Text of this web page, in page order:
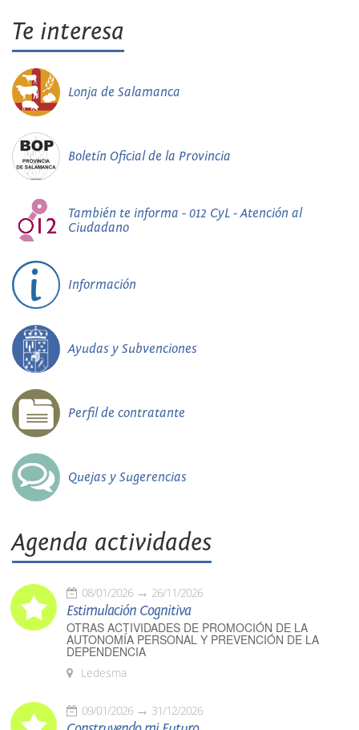
Te interesa
Lonja de Salamanca
Boletín Oficial de la Provincia
También te informa - 012 CyL - Atención al
Ciudadano
Información
Ayudas y Subvenciones
Perfil de contratante
Quejas y Sugerencias
Agenda actividades
08/01/2026 26/11/2026
Estimulación Cognitiva
OTRAS ACTIVIDADES DE PROMOCIÓN DE LA
AUTONOMÍA PERSONAL Y PREVENCIÓN DE LA
DEPENDENCIA
Ledesma
09/01/2026 31/12/2026